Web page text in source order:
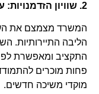
2. שוויון הזדמנויות: ערי ליבה מול שאר הארץ
המשרד מצמצם את
הליבה התיירותיות.
התקציב ומאפשרת
פחות מוכרים להתמודד
מוקדי משיכה חדשים.